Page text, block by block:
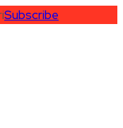
Subscribe